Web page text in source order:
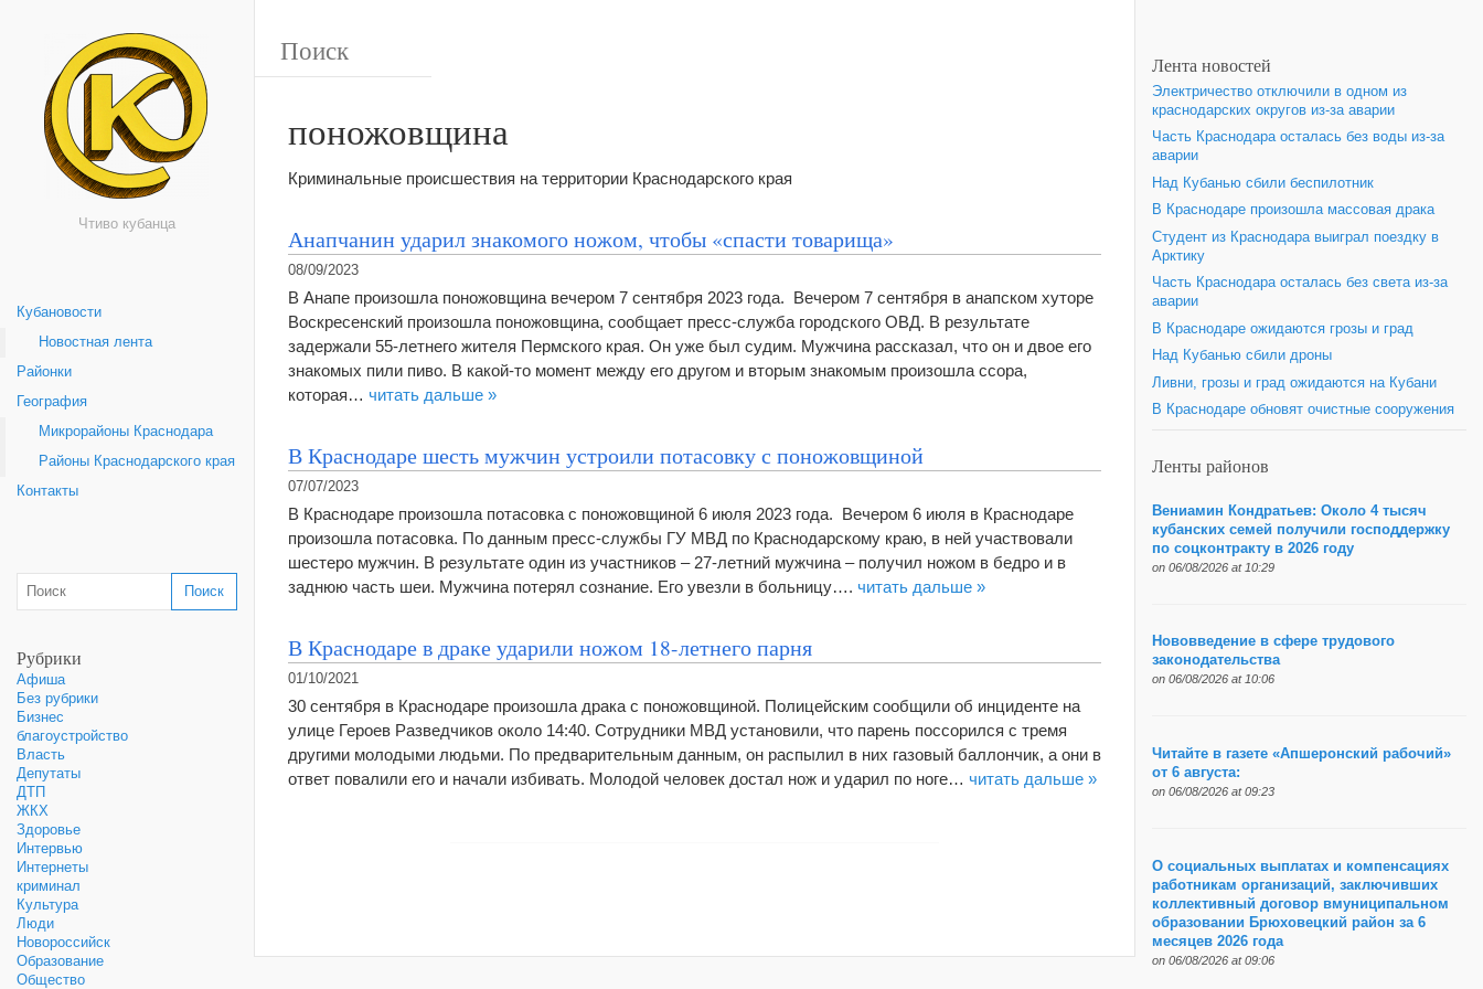
Чтиво кубанца
Кубановости
Новостная лента
Районки
География
Микрорайоны Краснодара
Районы Краснодарского края
Контакты
Рубрики
Афиша
Без рубрики
Бизнес
благоустройство
Власть
Депутаты
ДТП
ЖКХ
Здоровье
Интервью
Интернеты
криминал
Культура
Люди
Новороссийск
Образование
Общество
поножовщина
Криминальные происшествия на территории Краснодарского края
Анапчанин ударил знакомого ножом, чтобы «спасти товарища»
08/09/2023
В Анапе произошла поножовщина вечером 7 сентября 2023 года. Вечером 7 сентября в анапском хуторе
Воскресенский произошла поножовщина, сообщает пресс-служба городского ОВД. В результате
задержали 55-летнего жителя Пермского края. Он уже был судим. Мужчина рассказал, что он и двое его
знакомых пили пиво. В какой-то момент между его другом и вторым знакомым произошла ссора,
которая… читать дальше »
В Краснодаре шесть мужчин устроили потасовку с поножовщиной
07/07/2023
В Краснодаре произошла потасовка с поножовщиной 6 июля 2023 года. Вечером 6 июля в Краснодаре
произошла потасовка. По данным пресс-службы ГУ МВД по Краснодарскому краю, в ней участвовали
шестеро мужчин. В результате один из участников – 27-летний мужчина – получил ножом в бедро и в
заднюю часть шеи. Мужчина потерял сознание. Его увезли в больницу…. читать дальше »
В Краснодаре в драке ударили ножом 18-летнего парня
01/10/2021
30 сентября в Краснодаре произошла драка с поножовщиной. Полицейским сообщили об инциденте на
улице Героев Разведчиков около 14:40. Сотрудники МВД установили, что парень поссорился с тремя
другими молодыми людьми. По предварительным данным, он распылил в них газовый баллончик, а они в
ответ повалили его и начали избивать. Молодой человек достал нож и ударил по ноге… читать дальше »
Лента новостей
Электричество отключили в одном из
краснодарских округов из-за аварии
Часть Краснодара осталась без воды из-за
аварии
Над Кубанью сбили беспилотник
В Краснодаре произошла массовая драка
Студент из Краснодара выиграл поездку в
Арктику
Часть Краснодара осталась без света из-за
аварии
В Краснодаре ожидаются грозы и град
Над Кубанью сбили дроны
Ливни, грозы и град ожидаются на Кубани
В Краснодаре обновят очистные сооружения
Ленты районов
Вениамин Кондратьев: Около 4 тысяч
кубанских семей получили господдержку
по соцконтракту в 2026 году
on 06/08/2026 at 10:29
Нововведение в сфере трудового
законодательства
on 06/08/2026 at 10:06
Читайте в газете «Апшеронский рабочий»
от 6 августа:
on 06/08/2026 at 09:23
О социальных выплатах и компенсациях
работникам организаций, заключивших
коллективный договор вмуниципальном
образовании Брюховецкий район за 6
месяцев 2026 года
on 06/08/2026 at 09:06